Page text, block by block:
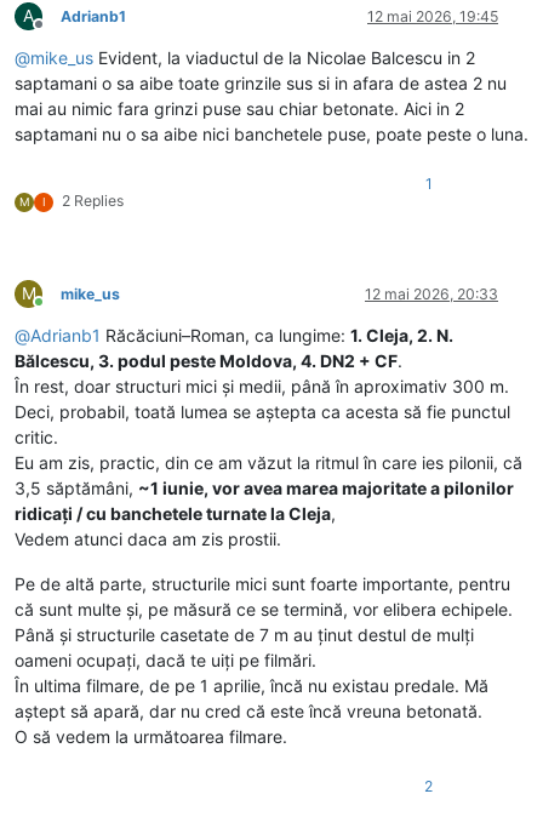
A
Deconectat
Adrianb1 12 mai 2026, 19:45
@mike_us Evident, la viaductul de la Nicolae Balcescu in 2
saptamani o sa aibe toate grinzile sus si in afara de astea 2 nu
mai au nimic fara grinzi puse sau chiar betonate. Aici in 2
saptamani nu o sa aibe nici banchetele puse, poate peste o luna.
M I 2 Replies
1
M
Conectat
mike_us 12 mai 2026, 20:33
@Adrianb1 Răcăciuni–Roman, ca lungime: 1. Cleja, 2. N.
Bălcescu, 3. podul peste Moldova, 4. DN2 + CF.
În rest, doar structuri mici și medii, până în aproximativ 300 m.
Deci, probabil, toată lumea se aștepta ca acesta să fie punctul
critic.
Eu am zis, practic, din ce am văzut la ritmul în care ies pilonii, că
3,5 săptămâni, ~1 iunie, vor avea marea majoritate a pilonilor
ridicați / cu banchetele turnate la Cleja,
Vedem atunci daca am zis prostii.
Pe de altă parte, structurile mici sunt foarte importante, pentru
că sunt multe și, pe măsură ce se termină, vor elibera echipele.
Până și structurile casetate de 7 m au ținut destul de mulți
oameni ocupați, dacă te uiți pe filmări.
În ultima filmare, de pe 1 aprilie, încă nu existau predale. Mă
aștept să apară, dar nu cred că este încă vreuna betonată.
O să vedem la următoarea filmare.
2